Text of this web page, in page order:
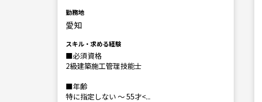
勤務地
愛知
スキル・求める経験
■必須資格
2級建築施工管理技能士
■年齢
特に指定しない ～ 55才<...